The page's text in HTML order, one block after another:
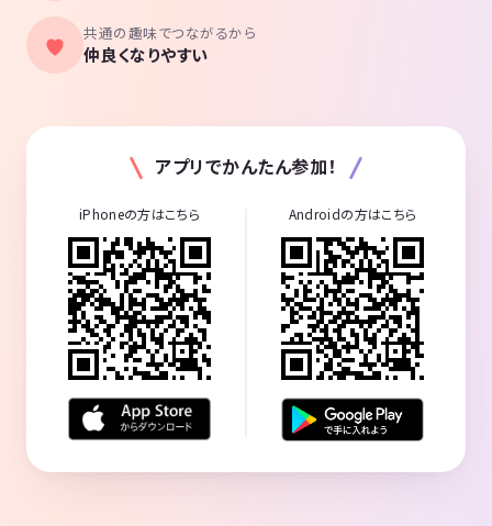
・喫茶七番 周遊
・PARCO 周遊
・ゴキブリポーカー
・インカの黄金
共通の趣味でつながるから
仲良くなりやすい
アプリでかんたん参加！
iPhoneの方はこちら Androidの方はこちら